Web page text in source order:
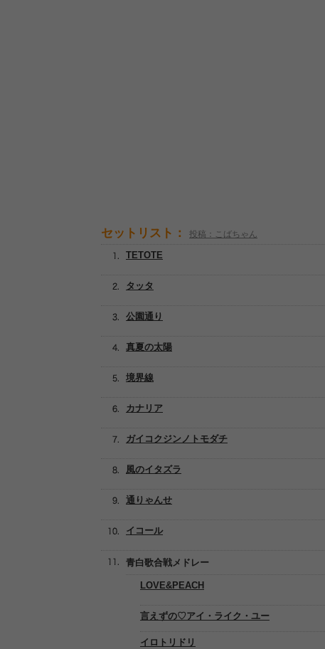
セットリスト： 投稿：こばちゃん
TETOTE
タッタ
公園通り
真夏の太陽
境界線
カナリア
ガイコクジンノトモダチ
風のイタズラ
通りゃんせ
イコール
青白歌合戦メドレー
LOVE&PEACH
言えずの♡アイ・ライク・ユー
イロトリドリ